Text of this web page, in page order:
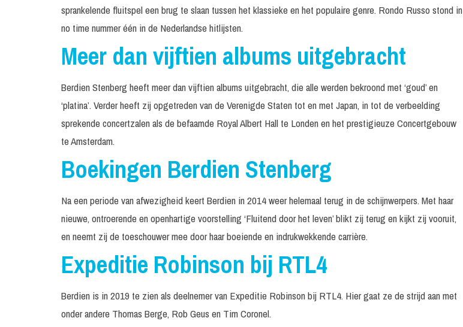
sprankelende fluitspel een brug te slaan tussen het klassieke en het populaire genre. Rondo Russo stond in
no time nummer één in de Nederlandse hitlijsten.
Meer dan vijftien albums uitgebracht
Berdien Stenberg heeft meer dan vijftien albums uitgebracht, die alle werden bekroond met ‘goud’ en
‘platina’. Verder heeft zij opgetreden van de Verenigde Staten tot en met Japan, in tot de verbeelding
sprekende concertzalen als de befaamde Royal Albert Hall te Londen en het prestigieuze Concertgebouw
te Amsterdam.
Boekingen Berdien Stenberg
Na een periode van afwezigheid keert Berdien in 2014 weer helemaal terug in de schijnwerpers. Met haar
nieuwe, ontroerende en openhartige voorstelling ‘Fluitend door het leven’ blikt zij terug en kijkt zij vooruit,
en neemt zij de toeschouwer mee door haar boeiende en indrukwekkende carrière.
Expeditie Robinson bij RTL4
Berdien is in 2019 te zien als deelnemer van Expeditie Robinson bij RTL4. Hier gaat ze de strijd aan met
onder andere Thomas Berge, Rob Geus en Tim Coronel.